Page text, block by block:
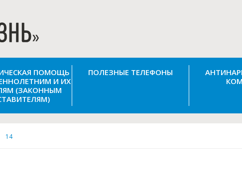
ПОМОЩЬ
И ИХ
(ЗАКОННЫМ
ПОЛЕЗНЫЕ ТЕЛЕФОНЫ
14